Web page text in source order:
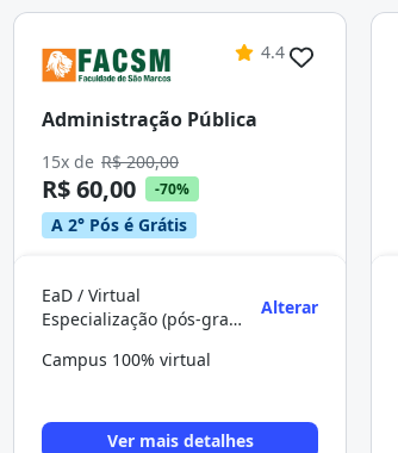
4.4
Administração Pública
15x de R$ 200,00
R$ 60,00 -70%
A 2° Pós é Grátis
EaD / Virtual
Especialização (pós-graduação)
Alterar
Campus 100% virtual
Ver mais detalhes